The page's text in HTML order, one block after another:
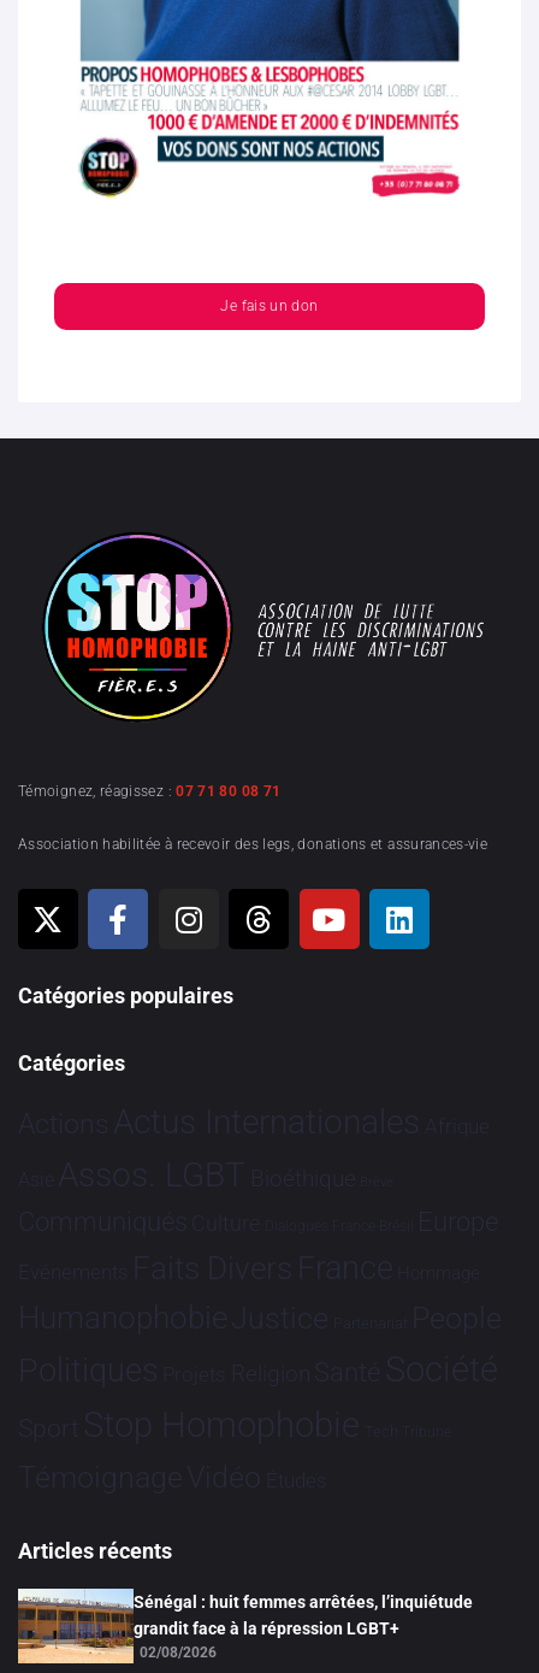
Je fais un don
Témoignez, réagissez :07 71 80 08 71
Association habilitée à recevoir des legs, donations et assurances-vie
Catégories populaires
Catégories
Actions Actus Internationales Afrique
Asie Assos. LGBT Bioéthique Brève
Communiqués Culture Dialogues France-Brésil Europe
Evénements Faits Divers France Hommage
HumanophobieJustice Partenariat People
Politiques Projets Religion Santé Société
Sport Stop Homophobie Tech Tribune
TémoignageVidéo Études
Articles récents
Sénégal : huit femmes arrêtées, l’inquiétude
grandit face à la répression LGBT+
02/08/2026